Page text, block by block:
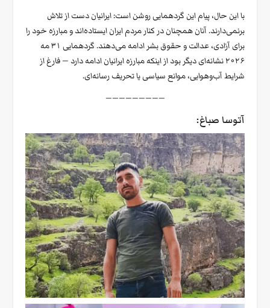
با این حال، پیام این گردهمایی روشن است: ایرانیان دست از تلاش
برنمی‌دارند. آنان همچنان در کنار مردم ایران ایستاده‌اند و مبارزه خود را
برای آزادی، عدالت و حقوق بشر ادامه می‌دهند. گردهمایی ۳۱ مه
۲۰۲۶ نشانه‌ای دیگر بود از اینکه مبارزه ایرانیان ادامه دارد — فارغ از
شرایط آب‌وهوایی، موانع سیاسی یا تحریف رسانه‌ای.
—————————
آتوسا صباغ: